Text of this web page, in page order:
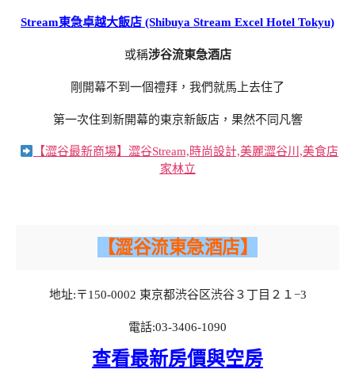
Stream東急卓越大飯店 (Shibuya Stream Excel Hotel Tokyu)
或稱涉谷流東急酒店
剛開幕不到一個禮拜，我們就馬上去住了
第一次住到新開幕的東京新飯店，果然不同凡響
【澀谷最新商場】澀谷Stream,時尚設計,美麗澀谷川,美食店
家林立
【澀谷流東急酒店】
地址:〒150-0002 東京都渋谷区渋谷３丁目２１−3
電話:03-3406-1090
查看最新房價與空房